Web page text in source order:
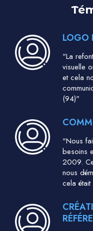
LOGO
"La
visuelle
et cela
(94)"
"Nous
besoins
2009.
nous
cela